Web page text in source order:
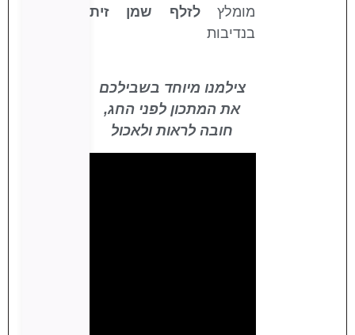
מומלץלזלף שמן זית
בנדיבות
צילמנו מיוחד בשבילכם
את המתכון לפני החג,
חובה לראות ולאכול